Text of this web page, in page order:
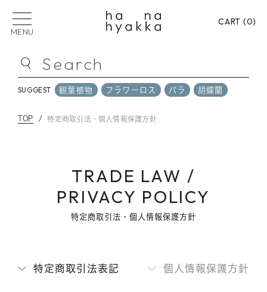
MENU
CART (0)
Search
SUGGEST 観葉植物 フラワーロス バラ 胡蝶蘭
観葉植物 フラワーロス バラ 胡蝶蘭
フラワーロス 花束 フラワーアレンジメン
プリザーブドフラワー バラ 御祝い
TOP 特定商取引法・個人情報保護方針
TRADE LAW /
PRIVACY POLICY
特定商取引法・個人情報保護方針
特定商取引法表記 個人情報保護方針